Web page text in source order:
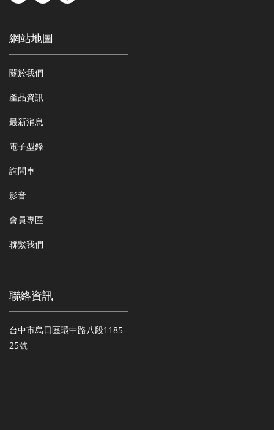
網站地圖
關於我們
產品資訊
最新消息
電子型錄
詢問車
影音
會員專區
聯繫我們
聯絡資訊
台中市烏日區環中路八段1185-
25號